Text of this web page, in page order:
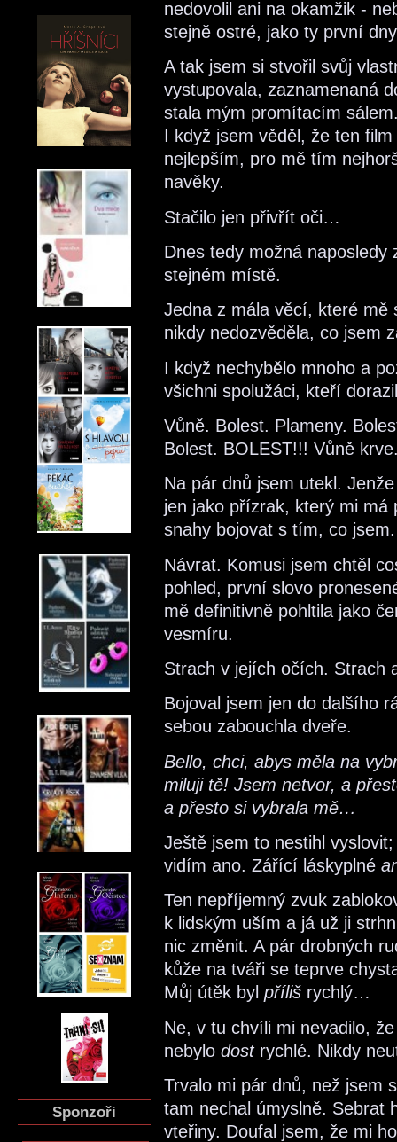
Sponzoři
nedovolil ani na okamžik -
stejně ostré, jako ty první
A tak jsem si stvořil svůj
vystupovala, zaznamenaná
stala mým promítacím
I když jsem věděl, že ten
nejlepším, pro mě tím
navěky.
Stačilo jen přivřít oči…
Dnes tedy možná naposledy
stejném místě.
Jedna z mála věcí, které mě
nikdy nedozvěděla, co jsem
I když nechybělo mnoho a
všichni spolužáci, kteří
Vůně. Bolest. Plameny.
Bolest. BOLEST!!! Vůně
Na pár dnů jsem utekl.
jen jako přízrak, který mi má
snahy bojovat s tím, co jsem.
Návrat. Komusi jsem chtěl
pohled, první slovo
mě definitivně pohltila jako
vesmíru.
Strach v jejích očích. Strach
Bojoval jsem jen do dalšího
sebou zabouchla dveře.
Bello, chci, abys měla na
miluji tě! Jsem netvor, a
a přesto si vybrala mě…
Ještě jsem to nestihl
vidím ano. Zářící láskyplné
Ten nepříjemný zvuk
k lidským uším a já už ji
nic změnit. A pár drobných
kůže na tváři se teprve
Můj útěk byl příliš rychlý…
Ne, v tu chvíli mi nevadilo,
nebylo dostrychlé. Nikdy
Trvalo mi pár dnů, než jsem
tam nechal úmyslně. Sebrat
vteřiny. Doufal jsem, že mi